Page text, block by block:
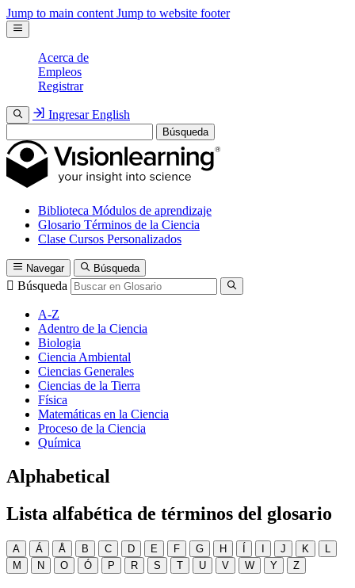
Jump to main content Jump to website footer
Acerca de
Empleos
Registrar
Ingresar English
Búsqueda
Biblioteca Módulos de aprendizaje
Glosario Términos de la Ciencia
Clase Cursos Personalizados
Navegar Búsqueda
Búsqueda
A-Z
Adentro de la Ciencia
Biologia
Ciencia Ambiental
Ciencias Generales
Ciencias de la Tierra
Física
Matemáticas en la Ciencia
Proceso de la Ciencia
Química
Alphabetical
Lista alfabética de términos del glosario
A Á Å B C D E F G H Í I J K
L
M
N O Ó P R S T U V W Y Z